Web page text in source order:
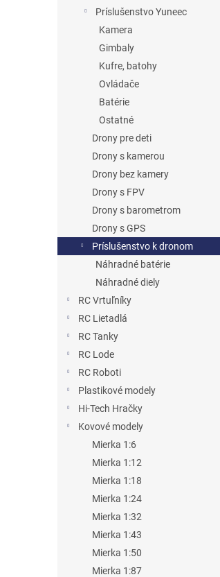
Príslušenstvo Yuneec
Kamera
Gimbaly
Kufre, batohy
Ovládače
Batérie
Ostatné
Drony pre deti
Drony s kamerou
Drony bez kamery
Drony s FPV
Drony s barometrom
Drony s GPS
Príslušenstvo k dronom
Náhradné batérie
Náhradné diely
RC Vrtuľníky
RC Lietadlá
RC Tanky
RC Lode
RC Roboti
Plastikové modely
Hi-Tech Hračky
Kovové modely
Mierka 1:6
Mierka 1:12
Mierka 1:18
Mierka 1:24
Mierka 1:32
Mierka 1:43
Mierka 1:50
Mierka 1:87